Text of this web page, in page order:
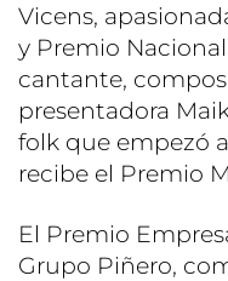
Vicens,
y Premio
cantante,
presentadora
folk que empezó
recibe el Premio
El Premio
Grupo Piñero,